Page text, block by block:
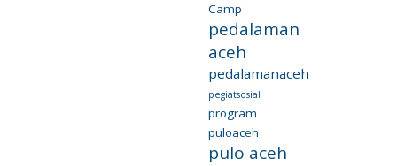
Camp
pedalaman
aceh
pedalamanaceh
pegiatsosial
program
puloaceh
pulo aceh